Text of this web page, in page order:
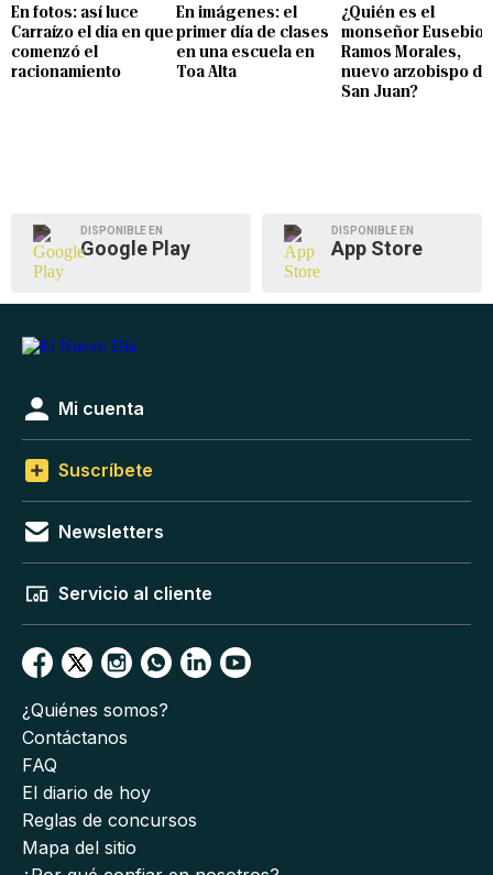
En fotos: así luce
Carraízo el día en que
comenzó el
racionamiento
En imágenes: el
primer día de clases
en una escuela en
Toa Alta
¿Quién es el
monseñor Eusebio
Ramos Morales,
nuevo arzobispo de
San Juan?
DISPONIBLE EN
Google Play
DISPONIBLE EN
App Store
Mi cuenta
Suscríbete
Newsletters
Servicio al cliente
¿Quiénes somos?
Contáctanos
FAQ
El diario de hoy
Reglas de concursos
Mapa del sitio